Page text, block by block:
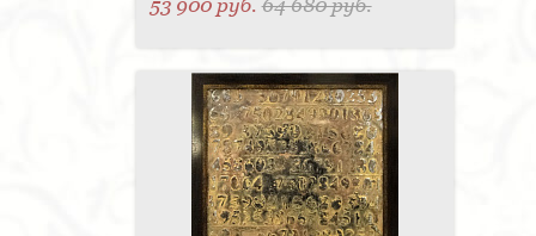
53 900 руб.64 680 руб.